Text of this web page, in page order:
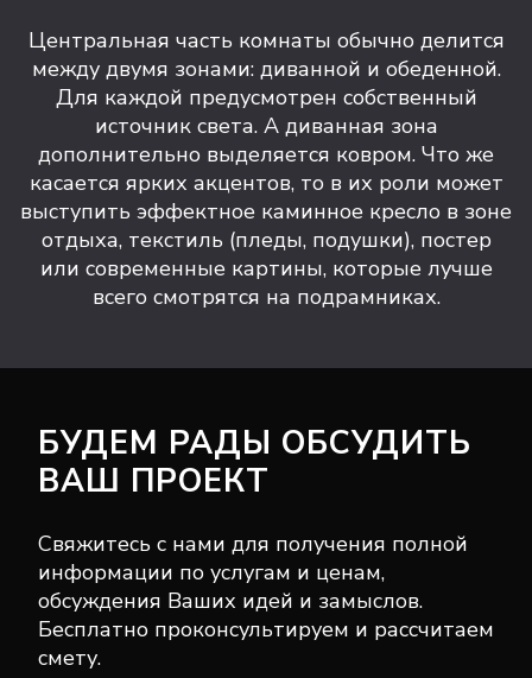
Центральная часть комнаты обычно делится
между двумя зонами: диванной и обеденной.
Для каждой предусмотрен собственный
источник света. А диванная зона
дополнительно выделяется ковром. Что же
касается ярких акцентов, то в их роли может
выступить эффектное каминное кресло в зоне
отдыха, текстиль (пледы, подушки), постер
или современные картины, которые лучше
всего смотрятся на подрамниках.
БУДЕМ РАДЫ ОБСУДИТЬ
ВАШ ПРОЕКТ
Свяжитесь с нами для получения полной
информации по услугам и ценам,
обсуждения Ваших идей и замыслов.
Бесплатно проконсультируем и рассчитаем
смету.